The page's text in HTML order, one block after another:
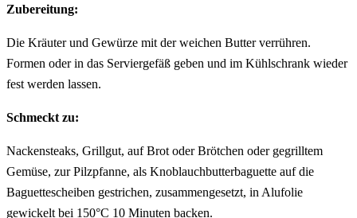
Zubereitung:
Die Kräuter und Gewürze mit der weichen Butter verrühren.
Formen oder in das Serviergefäß geben und im Kühlschrank wieder
fest werden lassen.
Schmeckt zu:
Nackensteaks, Grillgut, auf Brot oder Brötchen oder gegrilltem
Gemüse, zur Pilzpfanne, als Knoblauchbutterbaguette auf die
Baguettescheiben gestrichen, zusammengesetzt, in Alufolie
gewickelt bei 150°C 10 Minuten backen.